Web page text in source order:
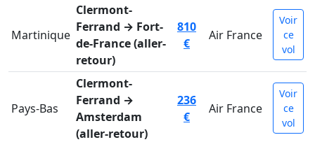
Martinique
Clermont-
Ferrand → Fort-
de-France (aller-
retour)
810
€
Air France
Voir
ce
vol
Pays-Bas
Clermont-
Ferrand →
Amsterdam
(aller-retour)
236
€
Air France
Voir
ce
vol